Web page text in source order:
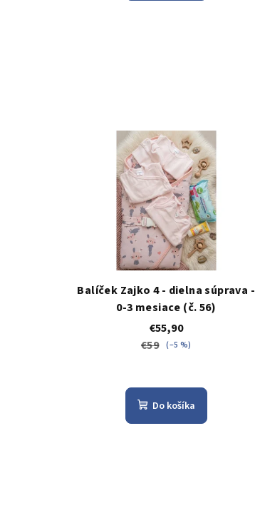
Balíček Zajko 4 - dielna súprava -
0-3 mesiace (č. 56)
€55,90
€59 (–5 %)
Do košíka